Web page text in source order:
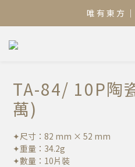
唯 有 東 方
TA-84/ 10P陶
萬)
✦尺寸：82 mm × 52 mm
✦重量：34.2g
✦數量：10片裝